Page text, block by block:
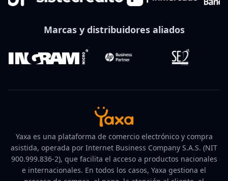
Marcas y distribuidores aliados
Yaxa es una plataforma de comercio electrónico y compra
asistida, operada por Internet Business Company S.A.S. (NIT
900.999.836-2), que facilita el acceso a productos nacionales
e internacionales. En todos los casos, Yaxa gestiona el